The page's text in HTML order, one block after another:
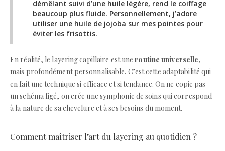
démêlant suivi d’une huile légère, rend le coiffage
beaucoup plus fluide. Personnellement, j’adore
utiliser une huile de jojoba sur mes pointes pour
éviter les frisottis.
En réalité, le layering capillaire est uneroutine universelle,
mais profondément personnalisable. C’est cette adaptabilité qui
en fait une technique si efficace et si tendance. On ne copie pas
un schéma figé, on crée une symphonie de soins qui correspond
à la nature de sa chevelure et à ses besoins du moment.
Comment maîtriser l’art du layering au quotidien ?